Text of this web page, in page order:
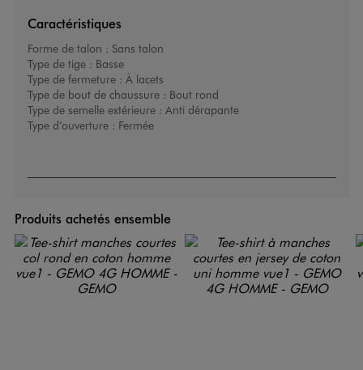
Caractéristiques
Forme de talon : Sans talon
Type de tige : Basse
Type de fermeture : À lacets
Type de bout de chaussure : Bout rond
Type de semelle extérieure : Anti dérapante
Type d’ouverture : Fermée
Produits achetés ensemble